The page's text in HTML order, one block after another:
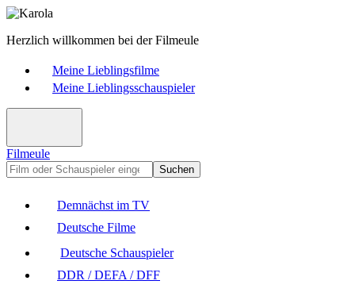
Herzlich willkommen bei der Filmeule
Meine Lieblingsfilme
Meine Lieblingsschauspieler
Filmeule
Suchen
Demnächst im TV
Deutsche Filme
Deutsche Schauspieler
DDR / DEFA / DFF